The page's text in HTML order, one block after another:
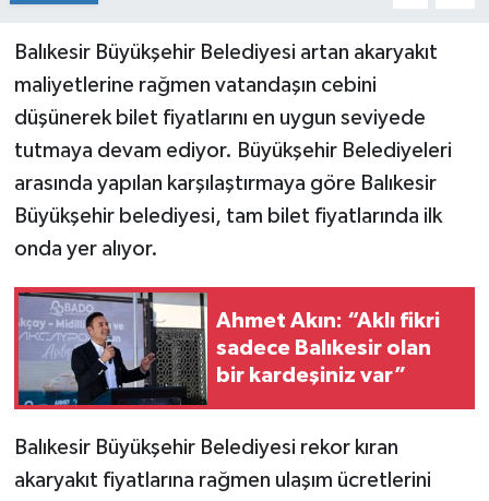
Balıkesir Büyükşehir Belediyesi artan akaryakıt
maliyetlerine rağmen vatandaşın cebini
düşünerek bilet fiyatlarını en uygun seviyede
tutmaya devam ediyor. Büyükşehir Belediyeleri
arasında yapılan karşılaştırmaya göre Balıkesir
Büyükşehir belediyesi, tam bilet fiyatlarında ilk
onda yer alıyor.
Ahmet Akın: “Aklı fikri
sadece Balıkesir olan
bir kardeşiniz var”
Balıkesir Büyükşehir Belediyesi rekor kıran
akaryakıt fiyatlarına rağmen ulaşım ücretlerini